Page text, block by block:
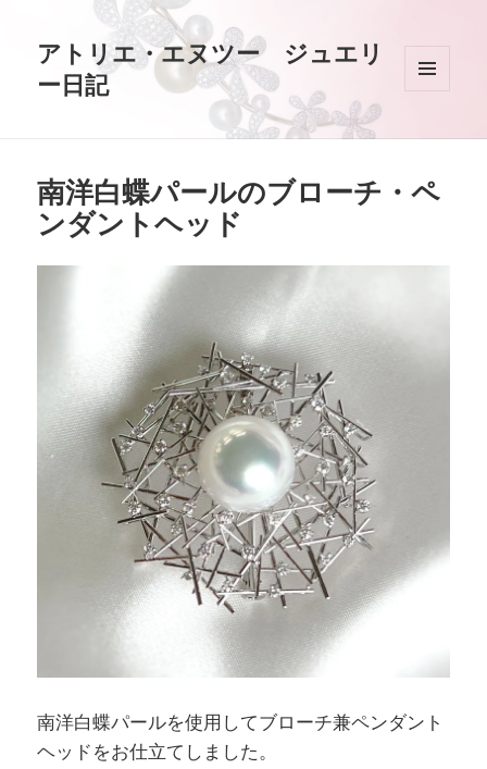
アトリエ・エヌツー ジュエリ
ー日記
ィジェ
南洋白蝶パールのブローチ・ペ
ンダントヘッド
南洋白蝶パールを使用してブローチ兼ペンダント
ヘッドをお仕立てしました。